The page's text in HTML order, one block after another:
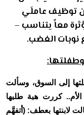
توظيف عاملَي
معاً يتناسب –
نوبات الغضب.
في رحلتها إلى السوق، وسألت
كررت هبة طلبها
لابنتها بعطف: (أتفهَّم